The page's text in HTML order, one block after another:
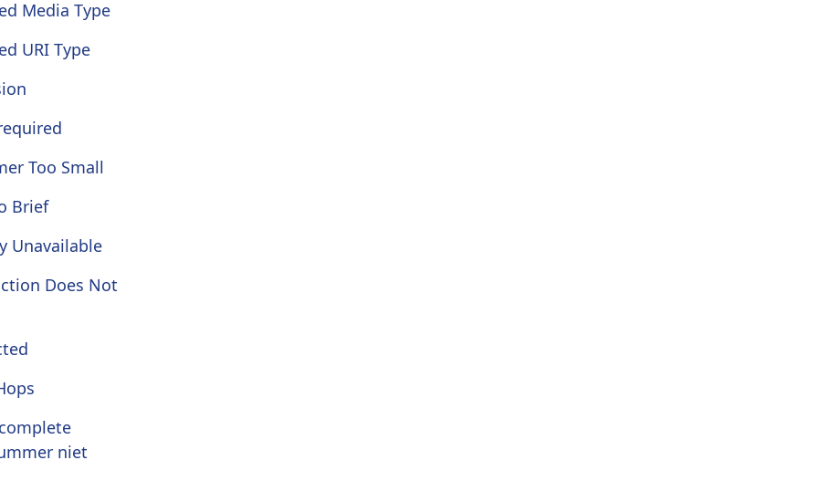
Media Type
URI Type
Too Small
Brief
Unavailable
Does Not
niet